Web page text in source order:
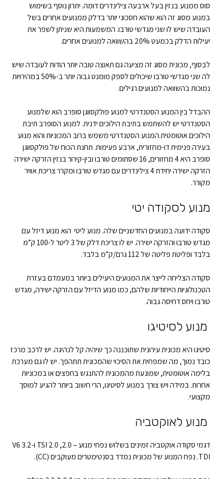
סוס ממנוע בנזין בעל ארבעה צילינדרים דומה. יתרון נוסף בשימוש
במנוע מסוג זה הוא שהוא חסכוני יותר בדלק ממנועים אחרים בשל
העובדה שיש לו שני מגדשי טורבו. המשמעות היא שניתן לשפר את
יעילות הדלק בכמעט 20% בהשוואה למנועים אחרים.
לבסוף, מכונית מסוג זה מציעה גם תאוצה טובה יותר הודות לעובדה שיש
לה שני מגדשי טורבו שיכולים לספק מומנט גבוה יותר ב-50% במהירויות
נמוכות בהשוואה למנועים רגילים.
ההבדל בין המנוע הסטנדרטי למנוע פולקסווגן סופרב הוא שלמנוע
הסטנדרטי יש להשתמש בתיבת הילוכים ידנית. למנוע הסופרב תיבת
הילוכים אוטומטית.המנוע הסטנדרטי משמש ברוב המכוניות והוא מנוע
בעירה פנימית דו-מחזורית, ארבע פעימות. תחנת הכוח של פולקסווגן
סופרב היא 4 מחזורים, 16 שסתומים טורבו ובין-קירור בנזין הזרקה ישירה
הזרקה ישירה יחידת 4 צילינדרים עם מגדש טורבו ומקרר צריכת אוויר
מקורר.
מנוע לסקודה יטי
סקודה ידועה במנועים החדשניים שלה. מנוע ליטי הוא מנוע דיזל עם
מגדש טורבו והזרקה ישירה. יש לו צריכת דלק של 3 ליטר ל-100 ק”מ
בלבד ופליטת פליטה של 112 גרם/ק”מ בלבד.
סקודה הצליחה לייצר את המנועים היעילים ביותר במעמדם בעזרת
הטכנולוגיות הייחודיות שלהם, כמו מנוע הדיזל עם הזרקה ישירה, מגדש
טורבו ויחס דחיסה גבוה.
מנוע לסיטיגו
סיטיגו היא מכונית עירונית שתוכננה כך שיהיה קל לנהיגה. יש לרכב מרכז
כובד נמוך, מה שמפחית את הסיכוי שהמכונית תתהפך. יש לו גם מערכת
בלימה אוטומטית, שמונעת מהמכונית להתנגש בחפצים או במכוניות
אחרות. במידה ויש צורך במנוע לסיטיגו, הרי חשוב ביותר להגיע למוסך
מקצועי.
מנוע לאוקטביה
דגמי סקודה אוקטביה זמינים בשלוש נפחי מנוע – 2.0, 2.0 TSI ו-3.2 V6
TDI. נפח המנוע של מכונית נמדד בסנטימטרים מעוקבים (CC).